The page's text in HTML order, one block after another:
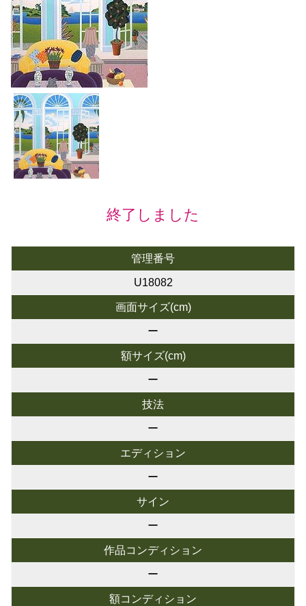
終了しました
管理番号
U18082
画面サイズ(cm)
ー
額サイズ(cm)
ー
技法
ー
エディション
ー
サイン
ー
作品コンディション
ー
額コンディション